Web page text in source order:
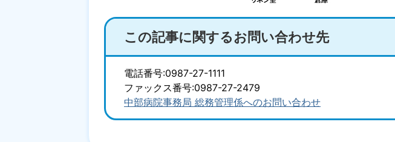
この記事に関するお問い合わせ先
電話番号:0987-27-1111
ファックス番号:0987-27-2479
中部病院事務局 総務管理係へのお問い合わせ